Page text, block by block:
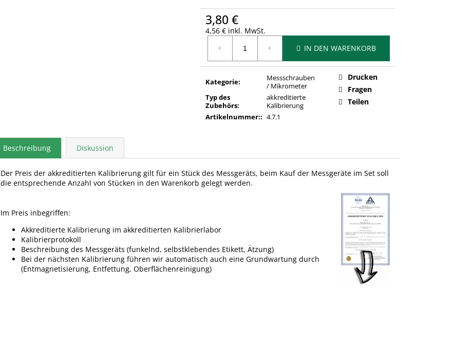
3,80 €
4,56 € inkl. MwSt.
IN DEN WARENKORB
Kategorie:
Messschrauben
/ Mikrometer
Typ des
Zubehörs:
akkreditierte
Kalibrierung
Artikelnummer:: 4.7.1
Drucken
Fragen
Teilen
Beschreibung Diskussion
Der Preis der akkreditierten Kalibrierung gilt für ein Stück des Messgeräts, beim Kauf der Messgeräte im Set soll
die entsprechende Anzahl von Stücken in den Warenkorb gelegt werden.
Im Preis inbegriffen:
Akkreditierte Kalibrierung im akkreditierten Kalibrierlabor
Kalibrierprotokoll
Beschreibung des Messgeräts (funkelnd, selbstklebendes Etikett, Ätzung)
Bei der nächsten Kalibrierung führen wir automatisch auch eine Grundwartung durch
(Entmagnetisierung, Entfettung, Oberflächenreinigung)